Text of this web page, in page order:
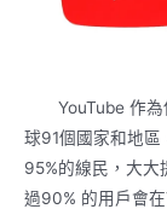
YouTube 作為
球91個國家和地
95%的線民，大大
過90% 的用戶會